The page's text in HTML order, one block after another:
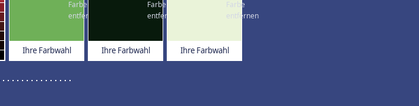
Ihre Farbwahl Ihre Farbwahl Ihre Farbwahl